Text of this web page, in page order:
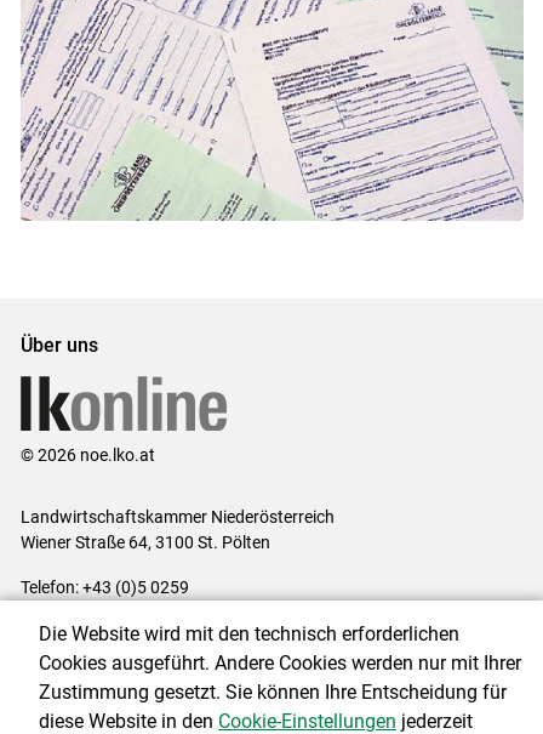
Über uns
© 2026 noe.lko.at
Landwirtschaftskammer Niederösterreich
Wiener Straße 64, 3100 St. Pölten
Telefon: +43 (0)5 0259
Impressum|Kontakt|Datenschutzerklärung|Barrierefreiheit|
Cookie-Einstellungen
Die Website wird mit den technisch erforderlichen
Cookies ausgeführt. Andere Cookies werden nur mit Ihrer
Zustimmung gesetzt. Sie können Ihre Entscheidung für
diese Website in den Cookie-Einstellungen jederzeit